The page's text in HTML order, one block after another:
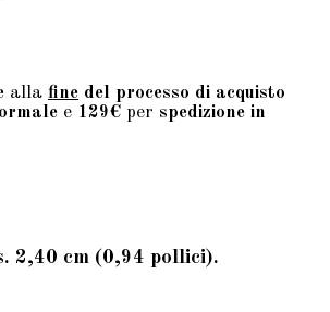
alla fine del processo di acquisto
e 129€ per spedizione in
2,40 cm (0,94 pollici).